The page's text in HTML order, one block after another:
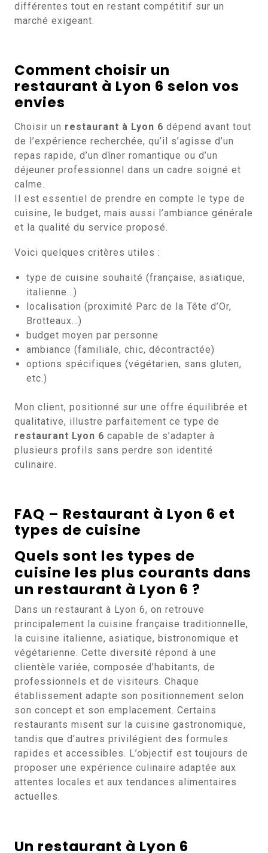
différentes tout en restant compétitif sur un
marché exigeant.
Comment choisir un
restaurant à Lyon 6 selon vos
envies
Choisir un restaurant à Lyon 6 dépend avant tout
de l’expérience recherchée, qu’il s’agisse d’un
repas rapide, d’un dîner romantique ou d’un
déjeuner professionnel dans un cadre soigné et
calme.
Il est essentiel de prendre en compte le type de
cuisine, le budget, mais aussi l’ambiance générale
et la qualité du service proposé.
Voici quelques critères utiles :
type de cuisine souhaité (française, asiatique,
italienne…)
localisation (proximité Parc de la Tête d’Or,
Brotteaux…)
budget moyen par personne
ambiance (familiale, chic, décontractée)
options spécifiques (végétarien, sans gluten,
etc.)
Mon client, positionné sur une offre équilibrée et
qualitative, illustre parfaitement ce type de
restaurant Lyon 6 capable de s’adapter à
plusieurs profils sans perdre son identité
culinaire.
FAQ – Restaurant à Lyon 6 et
types de cuisine
Quels sont les types de
cuisine les plus courants dans
un restaurant à Lyon 6 ?
Dans un restaurant à Lyon 6, on retrouve
principalement la cuisine française traditionnelle,
la cuisine italienne, asiatique, bistronomique et
végétarienne. Cette diversité répond à une
clientèle variée, composée d’habitants, de
professionnels et de visiteurs. Chaque
établissement adapte son positionnement selon
son concept et son emplacement. Certains
restaurants misent sur la cuisine gastronomique,
tandis que d’autres privilégient des formules
rapides et accessibles. L’objectif est toujours de
proposer une expérience culinaire adaptée aux
attentes locales et aux tendances alimentaires
actuelles.
Un restaurant à Lyon 6